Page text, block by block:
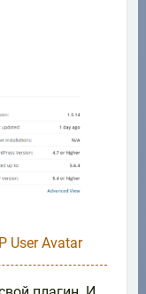
User Avatar